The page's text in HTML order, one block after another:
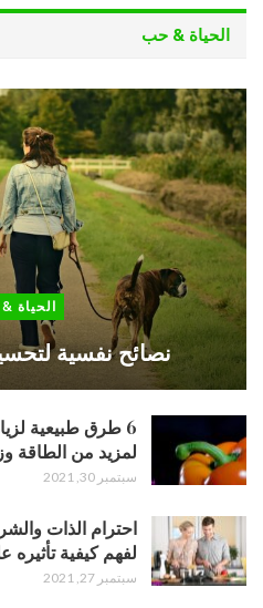
الحياة & حب
الحياة
نصائح نفسية
6 طرق طبيعية
لمزيد من الطاقة
سبتمبر 30, 2021
احترام الذات
لفهم كيفية تأثيره
سبتمبر 27, 2021